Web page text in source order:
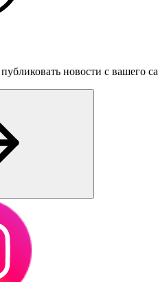
новости с вашего